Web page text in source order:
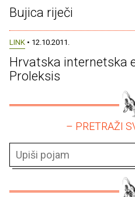
Bujica riječi
LINK • 12.10.2011.
Hrvatska internetska
Proleksis
– PRETRAŽI